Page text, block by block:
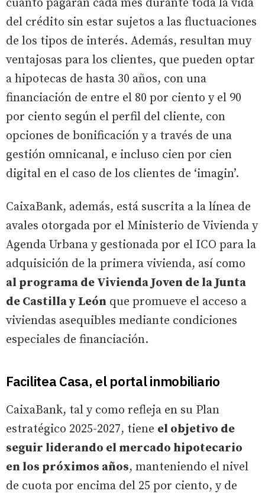
cuánto pagarán cada mes durante toda la vida
del crédito sin estar sujetos a las fluctuaciones
de los tipos de interés. Además, resultan muy
ventajosas para los clientes, que pueden optar
a hipotecas de hasta 30 años, con una
financiación de entre el 80 por ciento y el 90
por ciento según el perfil del cliente, con
opciones de bonificación y a través de una
gestión omnicanal, e incluso cien por cien
digital en el caso de los clientes de ‘imagin’.
CaixaBank, además, está suscrita a la línea de
avales otorgada por el Ministerio de Vivienda y
Agenda Urbana y gestionada por el ICO para la
adquisición de la primera vivienda, así como
al programa de Vivienda Joven de la Junta
de Castilla y León que promueve el acceso a
viviendas asequibles mediante condiciones
especiales de financiación.
Facilitea Casa, el portal inmobiliario
CaixaBank, tal y como refleja en su Plan
estratégico 2025-2027, tiene el objetivo de
seguir liderando el mercado hipotecario
en los próximos años, manteniendo el nivel
de cuota por encima del 25 por ciento, y de